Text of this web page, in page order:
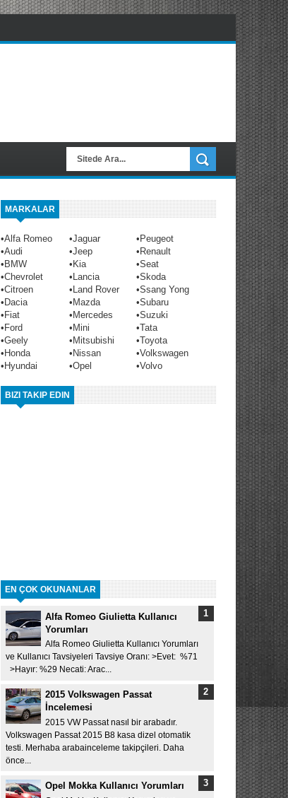
MARKALAR
•Alfa Romeo •Jaguar •Peugeot
•Audi •Jeep •Renault
•BMW •Kia •Seat
•Chevrolet •Lancia •Skoda
•Citroen •Land Rover •Ssang Yong
•Dacia •Mazda •Subaru
•Fiat •Mercedes •Suzuki
•Ford •Mini •Tata
•Geely •Mitsubishi •Toyota
•Honda •Nissan •Volkswagen
•Hyundai •Opel •Volvo
BIZI TAKIP EDIN
EN ÇOK OKUNANLAR
Alfa Romeo Giulietta Kullanıcı
Yorumları
Alfa Romeo Giulietta Kullanıcı Yorumları
ve Kullanıcı Tavsiyeleri Tavsiye Oranı: >Evet: %71
>Hayır: %29 Necati: Arac...
2015 Volkswagen Passat
İncelemesi
2015 VW Passat nasıl bir arabadır.
Volkswagen Passat 2015 B8 kasa dizel otomatik
testi. Merhaba arabainceleme takipçileri. Daha
önce...
Opel Mokka Kullanıcı Yorumları